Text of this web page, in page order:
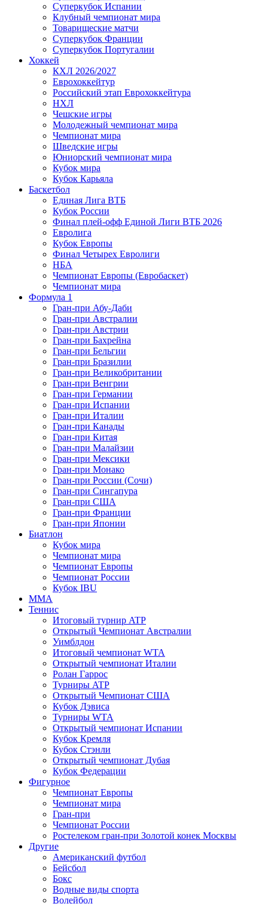
Суперкубок Испании
Клубный чемпионат мира
Товарищеские матчи
Суперкубок Франции
Суперкубок Португалии
Хоккей
КХЛ 2026/2027
Еврохоккейтур
Российский этап Еврохоккейтура
НХЛ
Чешские игры
Молодежный чемпионат мира
Чемпионат мира
Шведские игры
Юниорский чемпионат мира
Кубок мира
Кубок Карьяла
Баскетбол
Единая Лига ВТБ
Кубок России
Финал плей-офф Единой Лиги ВТБ 2026
Евролига
Кубок Европы
Финал Четырех Евролиги
НБА
Чемпионат Европы (Евробаскет)
Чемпионат мира
Формула 1
Гран-при Абу-Даби
Гран-при Австралии
Гран-при Австрии
Гран-при Бахрейна
Гран-при Бельгии
Гран-при Бразилии
Гран-при Великобритании
Гран-при Венгрии
Гран-при Германии
Гран-при Испании
Гран-при Италии
Гран-при Канады
Гран-при Китая
Гран-при Малайзии
Гран-при Мексики
Гран-при Монако
Гран-при России (Сочи)
Гран-при Сингапура
Гран-при США
Гран-при Франции
Гран-при Японии
Биатлон
Кубок мира
Чемпионат мира
Чемпионат Европы
Чемпионат России
Кубок IBU
MMA
Теннис
Итоговый турнир ATP
Открытый Чемпионат Австралии
Уимблдон
Итоговый чемпионат WTA
Открытый чемпионат Италии
Ролан Гаррос
Турниры ATP
Открытый Чемпионат США
Кубок Дэвиса
Турниры WTA
Открытый чемпионат Испании
Кубок Кремля
Кубок Стэнли
Открытый чемпионат Дубая
Кубок Федерации
Фигурное
Чемпионат Европы
Чемпионат мира
Гран-при
Чемпионат России
Ростелеком гран-при Золотой конек Москвы
Другие
Американский футбол
Бейсбол
Бокс
Водные виды спорта
Волейбол